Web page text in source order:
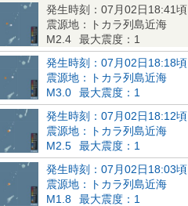
発生時刻：07月02日18:41頃
震源地：トカラ列島近海
M2.4
最大震度：1
発生時刻：07月02日18:18頃
震源地：トカラ列島近海
M3.0
最大震度：1
発生時刻：07月02日18:12頃
震源地：トカラ列島近海
M2.5
最大震度：1
発生時刻：07月02日18:03頃
震源地：トカラ列島近海
M1.8
最大震度：1